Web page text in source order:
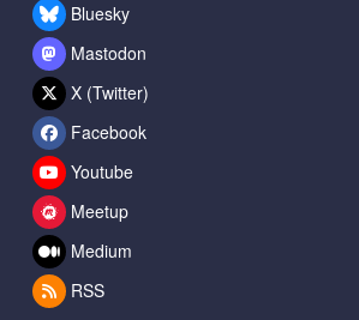
Bluesky
Mastodon
X (Twitter)
Facebook
Youtube
Meetup
Medium
RSS